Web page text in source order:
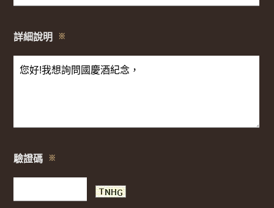
詳細說明 ※
驗證碼 ※